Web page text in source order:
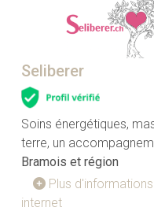
Seliberer
Soins énergétiques,
terre, un
Bramois et région
Plus d'informations
internet